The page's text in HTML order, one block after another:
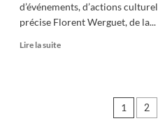
d’événements, d’actions
précise Florent Werguet, de la...
Lire la suiteEn
1 2